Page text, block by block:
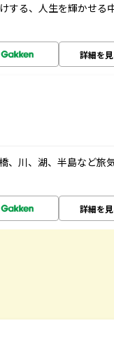
する、人生を輝かせる
詳細を
、川、湖、半島など旅
詳細を